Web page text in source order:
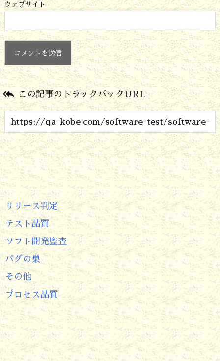
ウェブサイト
 この記事のトラックバックURL
リリース判定
テスト品質
ソフト開発監査
バグの巣
その他
プロセス品質